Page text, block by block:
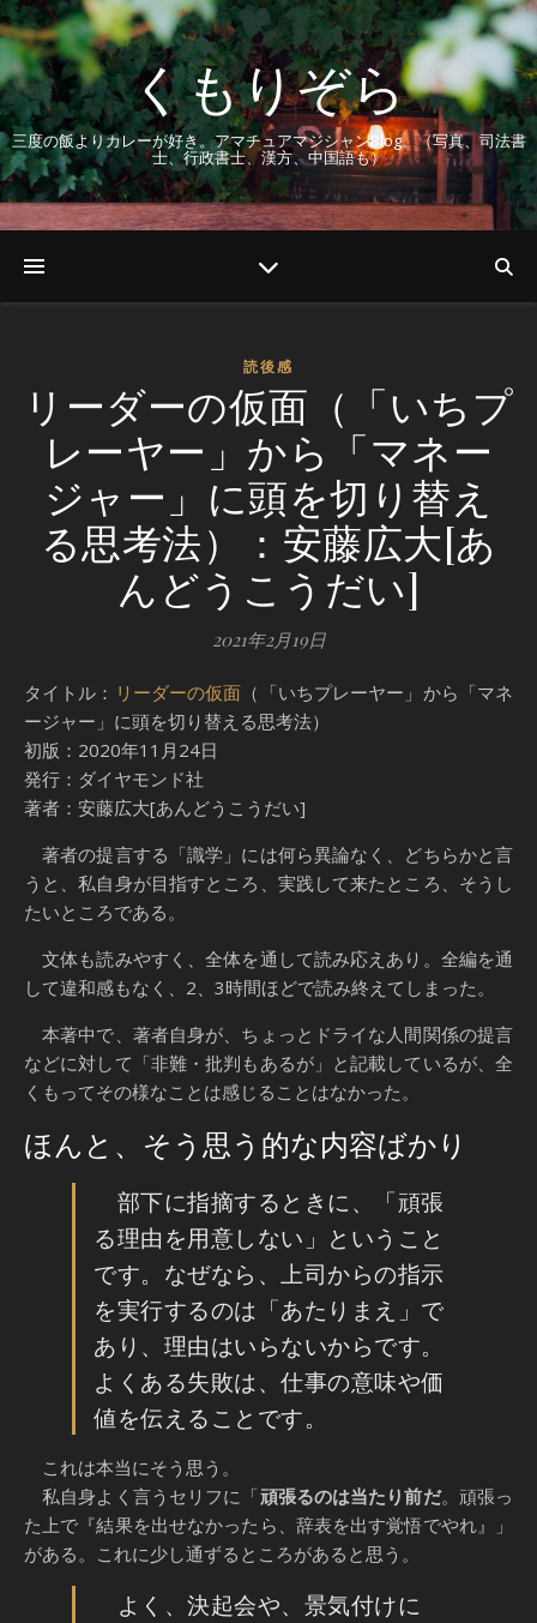
くもりぞら
三度の飯よりカレーが好き。アマチュアマジシャンBlog。（写真、司法書
士、行政書士、漢方、中国語も）
読後感
リーダーの仮面（「いちプ
レーヤー」から「マネー
ジャー」に頭を切り替え
る思考法）：安藤広大[あ
んどうこうだい]
2021年2月19日
タイトル： リーダーの仮面 （「いちプレーヤー」から「マネ
ージャー」に頭を切り替える思考法）
初版：2020年11月24日
発行：ダイヤモンド社
著者：安藤広大[あんどうこうだい]
著者の提言する「識学」には何ら異論なく、どちらかと言
うと、私自身が目指すところ、実践して来たところ、そうし
たいところである。
文体も読みやすく、全体を通して読み応えあり。全編を通
して違和感もなく、2、3時間ほどで読み終えてしまった。
本著中で、著者自身が、ちょっとドライな人間関係の提言
などに対して「非難・批判もあるが」と記載しているが、全
くもってその様なことは感じることはなかった。
ほんと、そう思う的な内容ばかり
部下に指摘するときに、「頑張
る理由を用意しない」ということ
です。なぜなら、上司からの指示
を実行するのは「あたりまえ」で
あり、理由はいらないからです。
よくある失敗は、仕事の意味や価
値を伝えることです。
これは本当にそう思う。
私自身よく言うセリフに「頑張るのは当たり前だ。頑張っ
た上で『結果を出せなかったら、辞表を出す覚悟でやれ』」
がある。これに少し通ずるところがあると思う。
よく、決起会や、景気付けに